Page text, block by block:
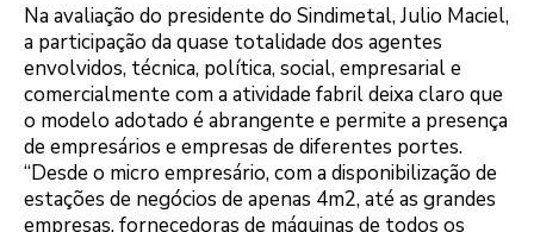
Na avaliação do presidente do Sindimetal, Julio Maciel,
a participação da quase totalidade dos agentes
envolvidos, técnica, política, social, empresarial e
comercialmente com a atividade fabril deixa claro que
o modelo adotado é abrangente e permite a presença
de empresários e empresas de diferentes portes.
“Desde o micro empresário, com a disponibilização de
estações de negócios de apenas 4m2, até as grandes
empresas, fornecedoras de máquinas de todos os